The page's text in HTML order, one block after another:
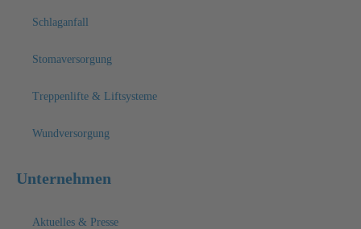
Schlaganfall
Stomaversorgung
Treppenlifte & Liftsysteme
Wundversorgung
Unternehmen
Aktuelles & Presse